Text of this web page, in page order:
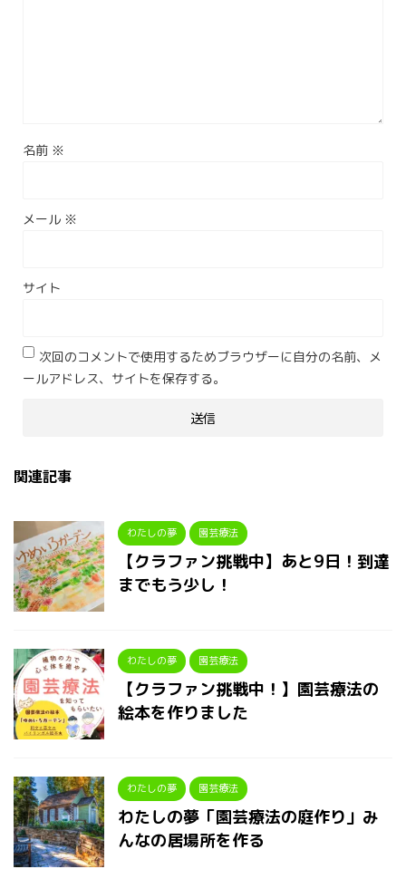
名前 ※
メール ※
サイト
次回のコメントで使用するためブラウザーに自分の名前、メ
ールアドレス、サイトを保存する。
関連記事
わたしの夢 園芸療法
【クラファン挑戦中】あと9日！到達
までもう少し！
わたしの夢 園芸療法
【クラファン挑戦中！】園芸療法の
絵本を作りました
わたしの夢 園芸療法
わたしの夢「園芸療法の庭作り」み
んなの居場所を作る